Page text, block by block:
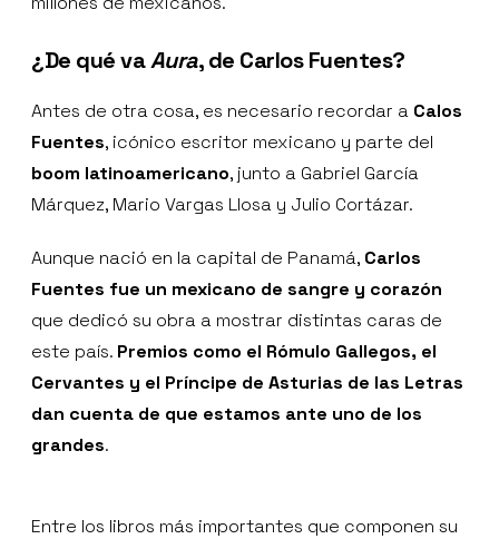
¿De qué vaAura, de Carlos Fuentes?
Antes de otra cosa, es necesario recordar a Calos
Fuentes, icónico escritor mexicano y parte del
boom latinoamericano, junto a Gabriel García
Márquez, Mario Vargas Llosa y Julio Cortázar.
Aunque nació en la capital de Panamá, Carlos
Fuentes fue un mexicano de sangre y corazón
que dedicó su obra a mostrar distintas caras de
este país. Premios como el Rómulo Gallegos, el
Cervantes y el Príncipe de Asturias de las Letras
dan cuenta de que estamos ante uno de los
grandes.
Entre los libros más importantes que componen su